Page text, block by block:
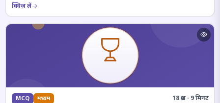
क्विज़ लें
MCQ मध्यम 18 प्रश्न · 9 मिनट